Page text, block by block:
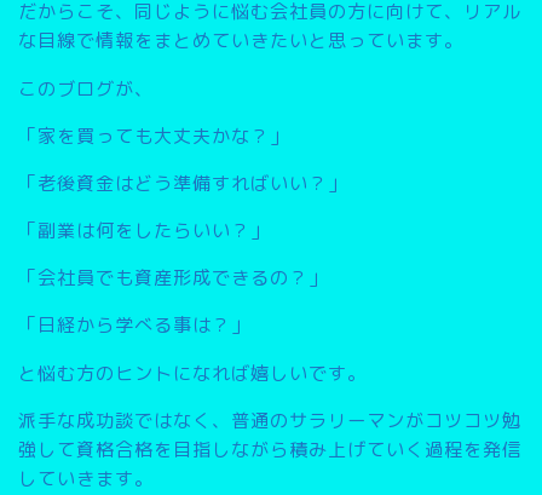
だからこそ、同じように悩む会社員の方に向けて、リアル
な目線で情報をまとめていきたいと思っています。
このブログが、
「家を買っても大丈夫かな？」
「老後資金はどう準備すればいい？」
「副業は何をしたらいい？」
「会社員でも資産形成できるの？」
「日経から学べる事は？」
と悩む方のヒントになれば嬉しいです。
派手な成功談ではなく、普通のサラリーマンがコツコツ勉
強して資格合格を目指しながら積み上げていく過程を発信
していきます。